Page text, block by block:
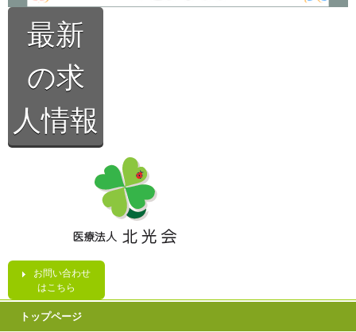
最新
の求
人情報
お問い合わせ
はこちら
トップページ